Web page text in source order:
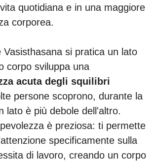
quotidiana e in una maggiore
corporea.
Vasisthasana si pratica un lato
corpo sviluppa una
acuta degli squilibri
persone scoprono, durante la
lato è più debole dell'altro.
è preziosa: ti permette
specificamente sulla
di lavoro, creando un corpo